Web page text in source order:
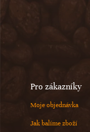
Pro zákazníky
Moje objednávka
Jak balíme zboží